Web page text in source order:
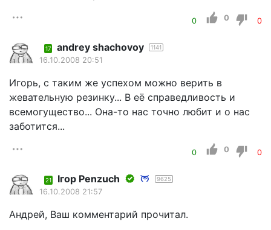
0 0 0
17 andrey shachovoy 1141
16.10.2008 20:51
Игорь, с таким же успехом можно верить в
жевательную резинку... В её справедливость и
всемогущество... Она-то нас точно любит и о нас
заботится...
0 0 0
21 Iгор Penzuch 9625
16.10.2008 21:57
Андрей, Ваш комментарий прочитал.